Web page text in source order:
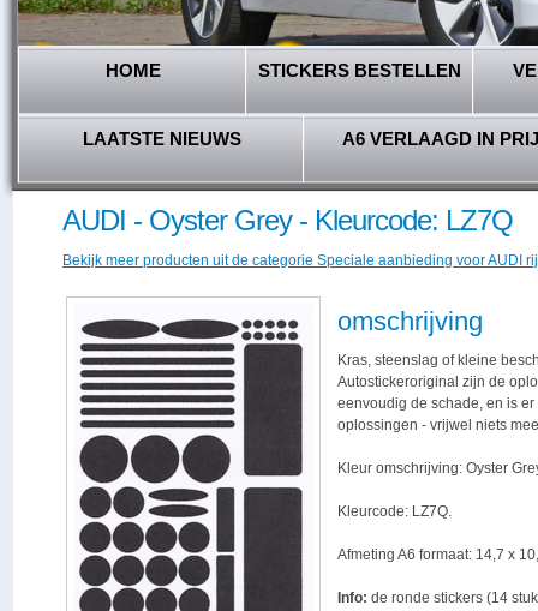
HOME STICKERS BESTELLEN
LAATSTE NIEUWS A6 VERLAAGD IN
AUDI - Oyster Grey - Kleurcode: LZ7Q
Bekijk meer producten uit de categorie Speciale aanbieding voor AUDI
omschrijving
Kras, steenslag of kleine
Autostickeroriginal zijn de
eenvoudig de schade, en is
oplossingen - vrijwel niets
Kleur omschrijving: Oyster
Kleurcode: LZ7Q.
Afmeting A6 formaat: 14,7 x
Info: de ronde stickers (14